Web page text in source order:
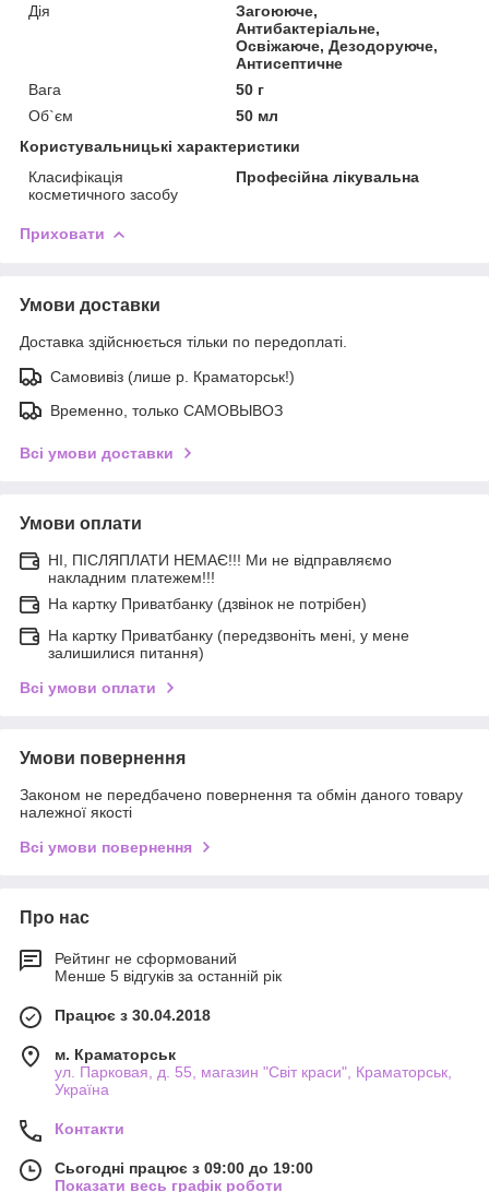
Дія
Загоююче,
Антибактеріальне,
Освіжаюче, Дезодоруюче,
Антисептичне
Вага
50 г
Об`єм
50 мл
Користувальницькі характеристики
Класифікація
косметичного засобу
Професійна лікувальна
Приховати
Умови доставки
Доставка здійснюється тільки по передоплаті.
Самовивіз (лише р. Краматорськ!)
Временно, только САМОВЫВОЗ
Всі умови доставки
Умови оплати
НІ, ПІСЛЯПЛАТИ НЕМАЄ!!! Ми не відправляємо
накладним платежем!!!
На картку Приватбанку (дзвінок не потрібен)
На картку Приватбанку (передзвоніть мені, у мене
залишилися питання)
Всі умови оплати
Умови повернення
Законом не передбачено повернення та обмін даного товару
належної якості
Всі умови повернення
Про нас
Рейтинг не сформований
Менше 5 відгуків за останній рік
Працює з 30.04.2018
м. Краматорськ
ул. Парковая, д. 55, магазин "Світ краси", Краматорськ,
Україна
Контакти
Сьогодні працює з 09:00 до 19:00
Показати весь графік роботи